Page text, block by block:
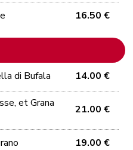
16.50 €
di Bufala
14.00 €
et Grana
21.00 €
19.00 €